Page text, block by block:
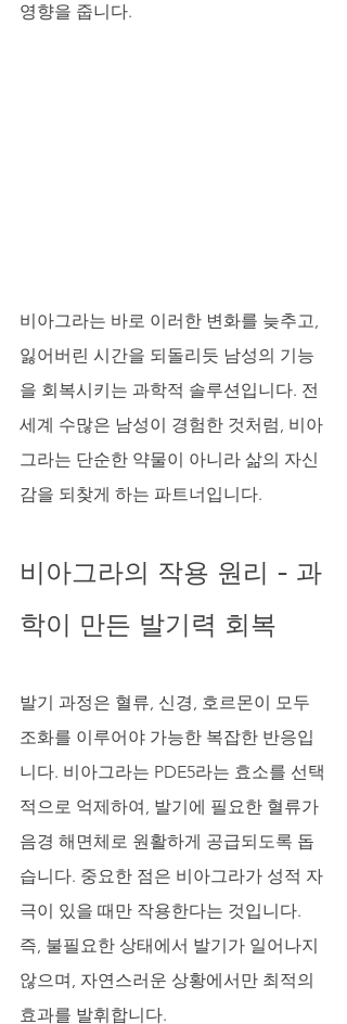
영향을 줍니다.
비아그라는 바로 이러한 변화를 늦추고,
잃어버린 시간을 되돌리듯 남성의 기능
을 회복시키는 과학적 솔루션입니다. 전
세계 수많은 남성이 경험한 것처럼, 비아
그라는 단순한 약물이 아니라 삶의 자신
감을 되찾게 하는 파트너입니다.
비아그라의 작용 원리 - 과
학이 만든 발기력 회복
발기 과정은 혈류, 신경, 호르몬이 모두
조화를 이루어야 가능한 복잡한 반응입
니다. 비아그라는 PDE5라는 효소를 선택
적으로 억제하여, 발기에 필요한 혈류가
음경 해면체로 원활하게 공급되도록 돕
습니다. 중요한 점은 비아그라가 성적 자
극이 있을 때만 작용한다는 것입니다.
즉, 불필요한 상태에서 발기가 일어나지
않으며, 자연스러운 상황에서만 최적의
효과를 발휘합니다.